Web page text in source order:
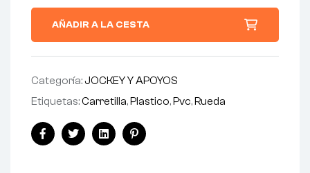
AÑADIR A LA CESTA
Categoría:JOCKEY Y APOYOS
Etiquetas:Carretilla,Plastico,Pvc,Rueda
FacebookTwitterLinkedinPinterest